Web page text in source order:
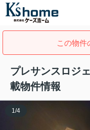
この物件
プレサンスロジ
載物件情報
1/4